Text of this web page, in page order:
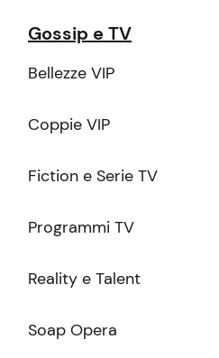
Gossip e TV
Bellezze VIP
Coppie VIP
Fiction e Serie TV
Programmi TV
Reality e Talent
Soap Opera